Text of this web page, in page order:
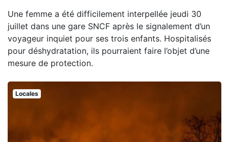
Une femme a été difficilement interpellée jeudi 30
juillet dans une gare SNCF après le signalement d’un
voyageur inquiet pour ses trois enfants. Hospitalisés
pour déshydratation, ils pourraient faire l’objet d’une
mesure de protection.
Locales